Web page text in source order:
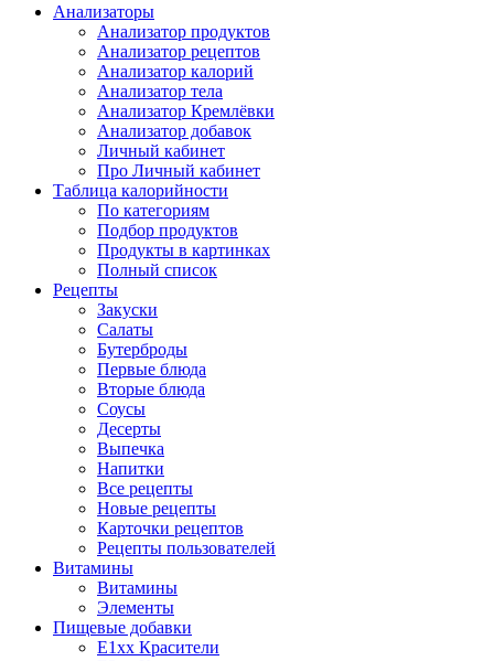
Анализаторы
Анализатор продуктов
Анализатор рецептов
Анализатор калорий
Анализатор тела
Анализатор Кремлёвки
Анализатор добавок
Личный кабинет
Про Личный кабинет
Таблица калорийности
По категориям
Подбор продуктов
Продукты в картинках
Полный список
Рецепты
Закуски
Салаты
Бутерброды
Первые блюда
Вторые блюда
Соусы
Десерты
Выпечка
Напитки
Все рецепты
Новые рецепты
Карточки рецептов
Рецепты пользователей
Витамины
Витамины
Элементы
Пищевые добавки
E1xx Красители